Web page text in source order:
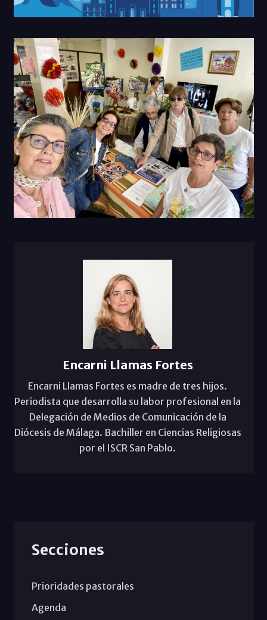
Encarni Llamas Fortes
Encarni Llamas Fortes es madre de tres hijos.
Periodista que desarrolla su labor profesional en la
Delegación de Medios de Comunicación de la
Diócesis de Málaga. Bachiller en Ciencias Religiosas
por el ISCR San Pablo.
Secciones
Prioridades pastorales
Agenda